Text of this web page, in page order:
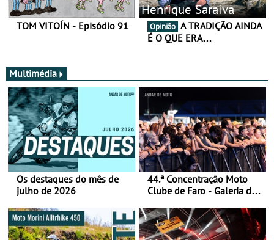
TOM VITOÍN - Episódio 91
Henrique Saraiva
Opinião
É O QUE ERA…
Multimédia
Os destaques do mês de
julho de 2026
44.ª Concentração Moto
Clube de Faro - Galeria de